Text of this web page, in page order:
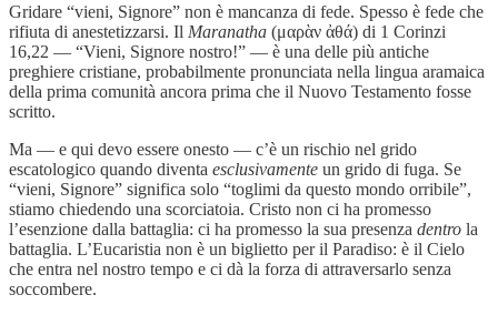
Gridare “vieni, Signore” non è mancanza di fede. Spesso è fede che
rifiuta di anestetizzarsi. Il Maranatha (μαρὰν ἀθά) di 1 Corinzi
16,22 — “Vieni, Signore nostro!” — è una delle più antiche
preghiere cristiane, probabilmente pronunciata nella lingua aramaica
della prima comunità ancora prima che il Nuovo Testamento fosse
scritto.
Ma — e qui devo essere onesto — c’è un rischio nel grido
escatologico quando diventa esclusivamente un grido di fuga. Se
“vieni, Signore” significa solo “toglimi da questo mondo orribile”,
stiamo chiedendo una scorciatoia. Cristo non ci ha promesso
l’esenzione dalla battaglia: ci ha promesso la sua presenza dentro la
battaglia. L’Eucaristia non è un biglietto per il Paradiso: è il Cielo
che entra nel nostro tempo e ci dà la forza di attraversarlo senza
soccombere.